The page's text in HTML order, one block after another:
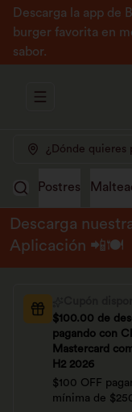
Descarga la app de
burger favorita en
sabor.
Abrir menu de
¿Dónde quieres
Postres
Descarga
Aplicación 📲🍽️
$100.00 de
pagando con
Mastercard
H2 2026
$100 OFF
mínima de